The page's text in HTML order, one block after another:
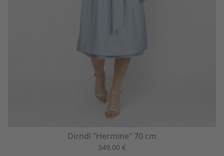
Dirndl "Hermine" 70 cm
349,00 €